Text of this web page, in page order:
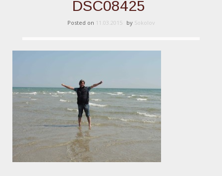
DSC08425
Posted on 11.03.2015 by Sokolov